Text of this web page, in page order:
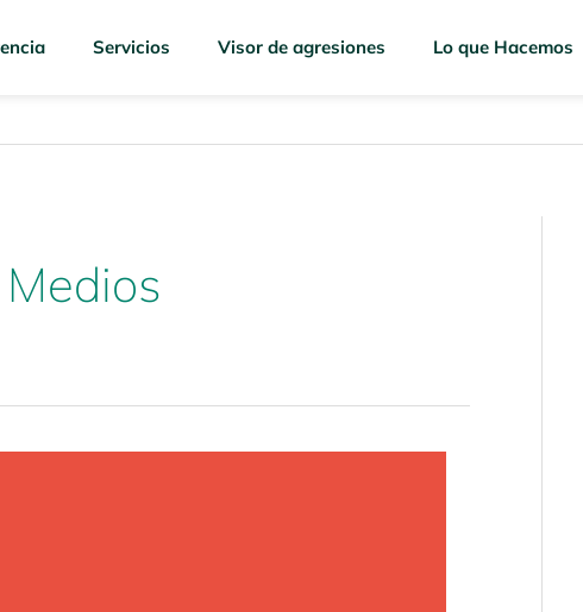
Servicios Visor de agresiones Lo que Hacemos